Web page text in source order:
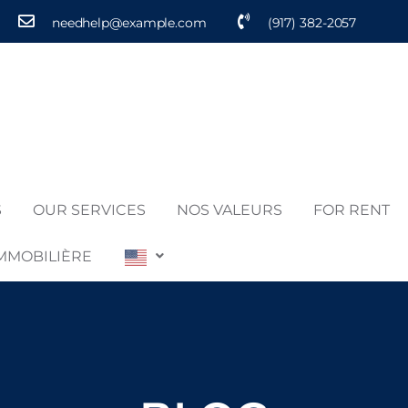
needhelp@example.com (917) 382-2057
OUR SERVICES NOS VALEURS FOR RENT